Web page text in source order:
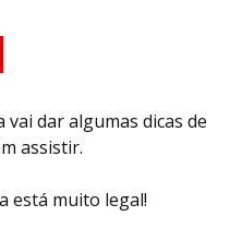
dar algumas dicas de
assistir.
está muito legal!